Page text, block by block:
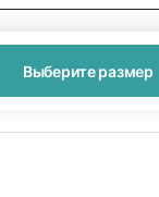
Выберите размер